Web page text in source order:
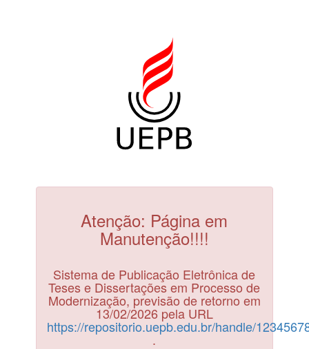
Atenção: Página em
Manutenção!!!!
Sistema de Publicação Eletrônica de
Teses e Dissertações em Processo de
Modernização, previsão de retorno em
13/02/2026 pela URL
https://repositorio.uepb.edu.br/handle/
.